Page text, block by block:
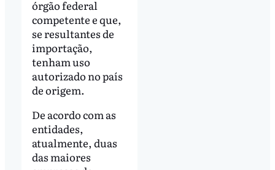
órgão federal
competente e que,
se resultantes de
importação,
tenham uso
autorizado no país
de origem.
De acordo com as
entidades,
atualmente, duas
das maiores